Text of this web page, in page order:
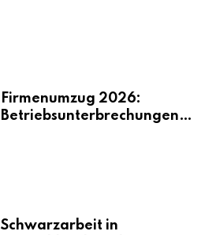
Firmenumzug 2026:
Betriebsunterbrechungen
Schwarzarbeit in